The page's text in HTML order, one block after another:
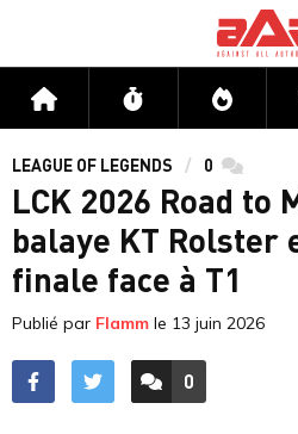
Accueil Flux Directs
LEAGUE OF LEGENDS 0
LCK 2026 Road to
balaye KT Rolster
finale face à T1
Publié par Flamm le 13 juin 2026
ACCÉDER AUX
0